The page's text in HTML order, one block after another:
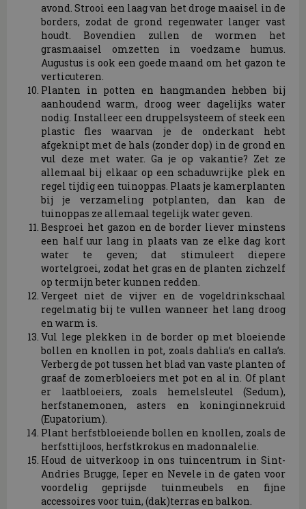
avond. Strooi een laag van het droge maaisel in de
borders, zodat de grond regenwater langer vast
houdt. Bovendien zullen de wormen het
grasmaaisel omzetten in voedzame humus.
Augustus is ook een goede maand om het gazon te
verticuteren.
Planten in potten en hangmanden hebben bij
aanhoudend warm, droog weer dagelijks water
nodig. Installeer een druppelsysteem of steek een
plastic fles waarvan je de onderkant hebt
afgeknipt met de hals (zonder dop) in de grond en
vul deze met water. Ga je op vakantie? Zet ze
allemaal bij elkaar op een schaduwrijke plek en
regel tijdig een tuinoppas. Plaats je kamerplanten
bij je verzameling potplanten, dan kan de
tuinoppas ze allemaal tegelijk water geven.
Besproei het gazon en de border liever minstens
een half uur lang in plaats van ze elke dag kort
water te geven; dat stimuleert diepere
wortelgroei, zodat het gras en de planten zichzelf
op termijn beter kunnen redden.
Vergeet niet de vijver en de vogeldrinkschaal
regelmatig bij te vullen wanneer het lang droog
en warm is.
Vul lege plekken in de border op met bloeiende
bollen en knollen in pot, zoals dahlia’s en calla’s.
Verberg de pot tussen het blad van vaste planten of
graaf de zomerbloeiers met pot en al in. Of plant
er laatbloeiers, zoals hemelsleutel (Sedum),
herfstanemonen, asters en koninginnekruid
(Eupatorium).
Plant herfstbloeiende bollen en knollen, zoals de
herfsttijloos, herfstkrokus en madonnalelie.
Houd de uitverkoop in ons tuincentrum in Sint-
Andries Brugge, Ieper en Nevele in de gaten voor
voordelig geprijsde tuinmeubels en fijne
accessoires voor tuin, (dak)terras en balkon.